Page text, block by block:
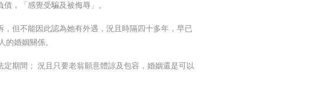
，「感覺受騙及被侮辱」。
，但不能因此認為她有外遇，況且時隔四十多年，早已
婚姻關係。
期間； 況且只要老翁願意體諒及包容，婚姻還是可以